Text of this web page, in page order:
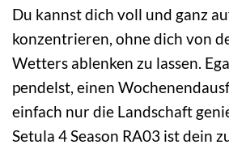
Du kannst dich voll und ganz
konzentrieren, ohne dich von
Wetters ablenken zu lassen.
pendelst, einen
einfach nur die Landschaft
Setula 4 Season RA03 ist dein